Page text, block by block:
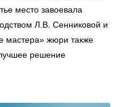
место завоевала
Л.В. Сенниковой и
мастера» жюри также
решение